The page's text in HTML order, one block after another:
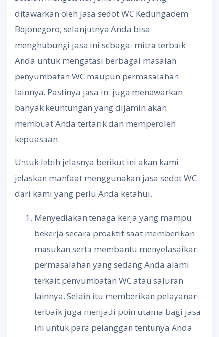
ditawarkan oleh jasa sedot WC Kedungadem
Bojonegoro, selanjutnya Anda bisa
menghubungi jasa ini sebagai mitra terbaik
Anda untuk mengatasi berbagai masalah
penyumbatan WC maupun permasalahan
lainnya. Pastinya jasa ini juga menawarkan
banyak keuntungan yang dijamin akan
membuat Anda tertarik dan memperoleh
kepuasaan.
Untuk lebih jelasnya berikut ini akan kami
jelaskan manfaat menggunakan jasa sedot WC
dari kami yang perlu Anda ketahui.
Menyediakan tenaga kerja yang mampu
bekerja secara proaktif saat memberikan
masukan serta membantu menyelasaikan
permasalahan yang sedang Anda alami
terkait penyumbatan WC atau saluran
lainnya. Selain itu memberikan pelayanan
terbaik juga menjadi poin utama bagi jasa
ini untuk para pelanggan tentunya Anda